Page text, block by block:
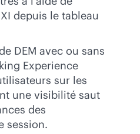
depuis le tableau
DEM avec ou sans
Experience
sur les
une visibilité saut
des
session.